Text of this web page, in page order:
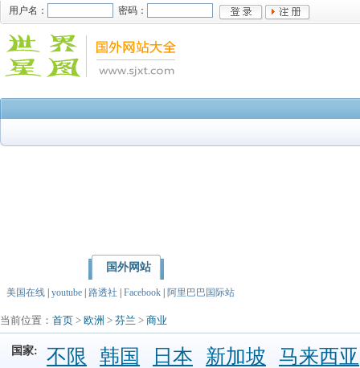
用户名： 密码：
国外网站
美国在线 youtube 路透社 Facebook 阿里巴巴国际站
当前位置： 首页 > 欧洲 > 芬兰 > 商业
国家: 不限 韩国 日本 新加坡
马来西亚